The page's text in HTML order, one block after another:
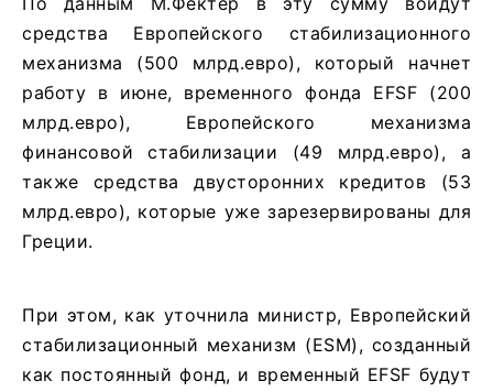
средства Европейского стабилизационного
механизма (500 млрд.евро), который начнет
работу в июне, временного фонда EFSF (200
млрд.евро), Европейского механизма
финансовой стабилизации (49 млрд.евро), а
также средства двусторонних кредитов (53
млрд.евро), которые уже зарезервированы для
Греции.
При этом, как уточнила министр, Европейский
стабилизационный механизм (ESM), созданный
как постоянный фонд, и временный EFSF будут